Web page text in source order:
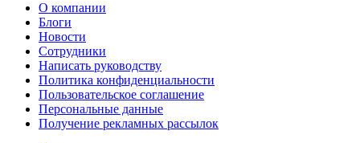
О компании
Блоги
Новости
Сотрудники
Написать руководству
Политика конфиденциальности
Пользовательское соглашение
Персональные данные
Получение рекламных рассылок